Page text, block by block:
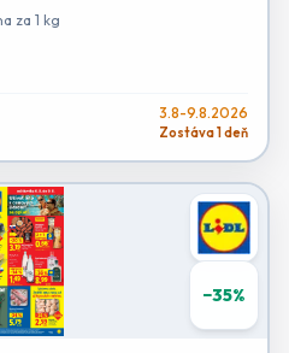
za 1 kg
3.8-9.8.2026
Zostáva 1 deň
−35%